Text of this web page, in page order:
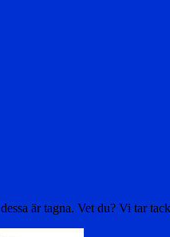
är tagna. Vet du? Vi tar